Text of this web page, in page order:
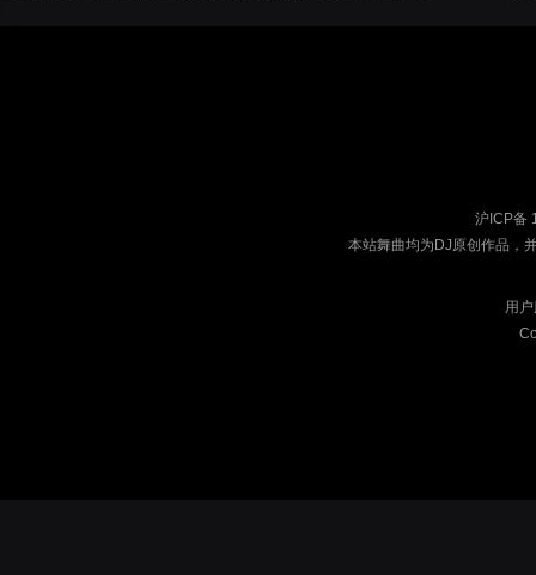
沪ICP备
本站舞曲均为DJ原创作品，
用